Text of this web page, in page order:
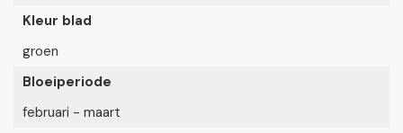
Kleur blad
groen
Bloeiperiode
februari - maart